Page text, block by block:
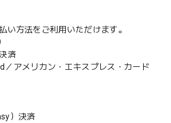
い方法をご利用いただけます。
済
アメリカン・エキスプレス・カード
）決済